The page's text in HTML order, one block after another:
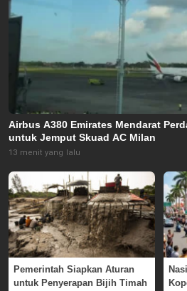
Airbus A380 Emirates Mendarat
untuk Jemput Skuad AC Milan
13 menit yang lalu
Pemerintah Siapkan Aturan
untuk Penyerapan Bijih Timah